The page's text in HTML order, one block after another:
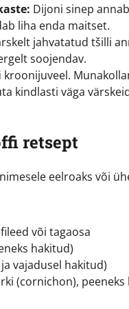
Dijoni sinep
liha enda maitset.
jahvatatud tšilli
soojendav.
kroonijuveel.
kindlasti väga
retsept
eelroaks või
või tagaosa
hakitud)
vajadusel hakitud)
(cornichon), peeneks